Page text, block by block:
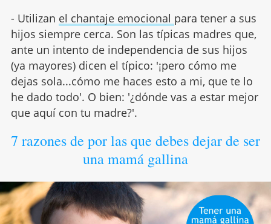
- Utilizan el chantaje emocional para tener a sus
hijos siempre cerca. Son las típicas madres que,
ante un intento de independencia de sus hijos
(ya mayores) dicen el típico: '¡pero cómo me
dejas sola...cómo me haces esto a mi, que te lo
he dado todo'. O bien: '¿dónde vas a estar mejor
que aquí con tu madre?'.
7 razones de por las que debes dejar de ser
una mamá gallina